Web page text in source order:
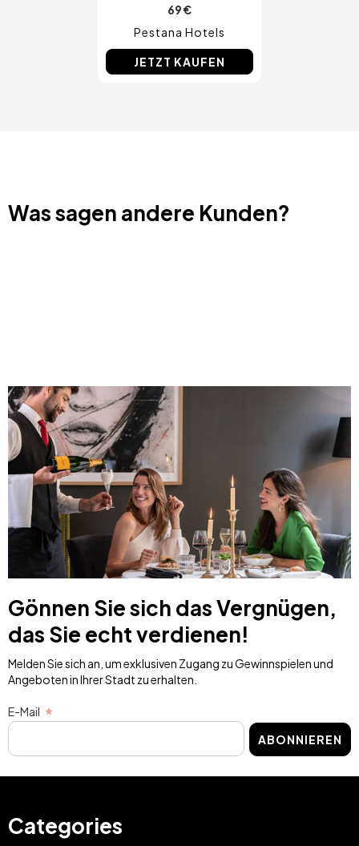
69 €
Pestana Hotels
JETZT KAUFEN
Was sagen andere Kunden?
Gönnen Sie sich das Vergnügen,
das Sie echt verdienen!
Melden Sie sich an, um exklusiven Zugang zu Gewinnspielen und
Angeboten in Ihrer Stadt zu erhalten.
E-Mail
ABONNIEREN
Categories